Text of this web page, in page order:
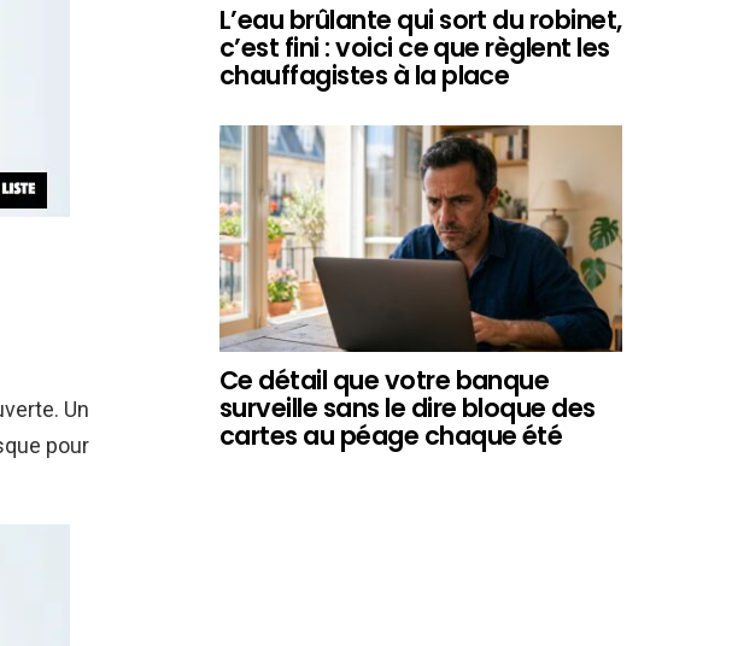
Un
pour
L’eau brûlante qui sort du robinet,
c’est fini : voici ce que règlent les
chauffagistes à la place
Ce détail que votre banque
surveille sans le dire bloque des
cartes au péage chaque été